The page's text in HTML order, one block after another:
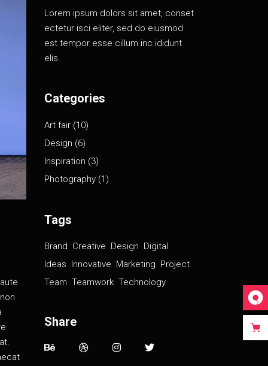
Lorem ipsum dolors sit amet, conset
ectetur isci eliter, sed do eiusmod
est tempor esse cillum inc ididunt
elis.
Categories
Art fair(10)
Design (6)
Inspiration (3)
Photography(1)
Tags
Brand Creative Design Digital
Ideas Innovative Marketing Project
Team Teamwork Technology
Share